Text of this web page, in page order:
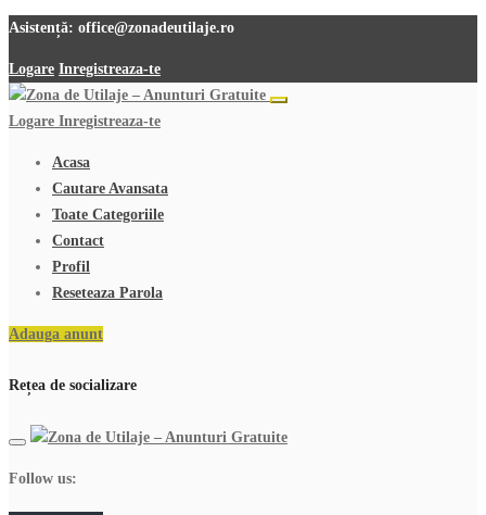
Asistență: office@zonadeutilaje.ro
Logare Inregistreaza-te
Logare Inregistreaza-te
Acasa
Cautare Avansata
Toate Categoriile
Contact
Profil
Reseteaza Parola
Adauga anunt
Rețea de socializare
Follow us: